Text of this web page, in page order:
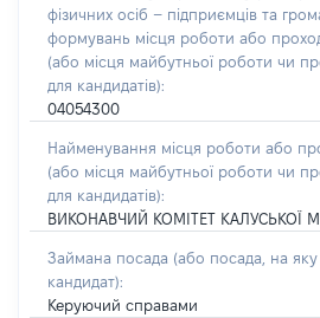
фізичних осіб – підприємців та
формувань місця роботи або
(або місця майбутньої роботи чи
для кандидатів):
04054300
Найменування місця роботи або
(або місця майбутньої роботи чи
для кандидатів):
ВИКОНАВЧИЙ КОМІТЕТ КАЛУСЬКОЇ
Займана посада (або посада, на
кандидат):
Керуючий справами